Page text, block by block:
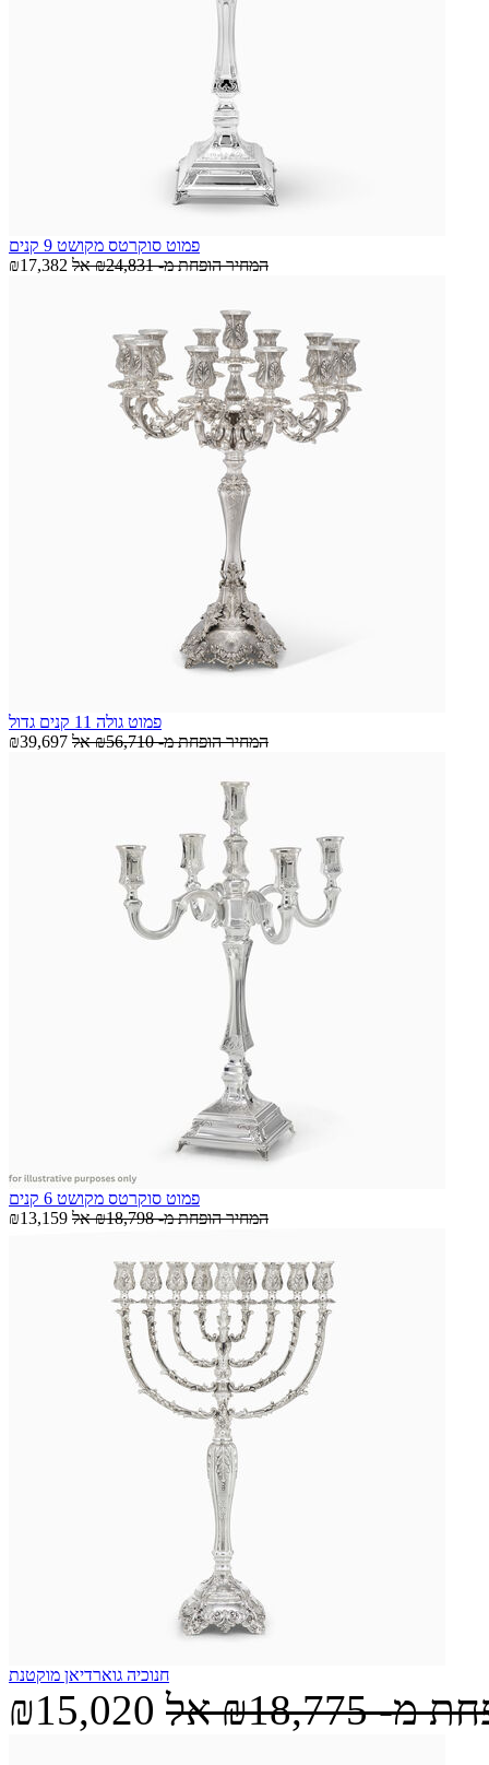
פמוט סוקרטס מקושט 9 קנים
₪17,382
המחיר הופחת מ-₪24,831 אל
פמוט גולה 11 קנים גדול
₪39,697
המחיר הופחת מ-₪56,710 אל
פמוט סוקרטס מקושט 6 קנים
₪13,159
המחיר הופחת מ-₪18,798 אל
חנוכיה גוארדיאן מוקטנת
₪15,020 מ-₪18,775 אל